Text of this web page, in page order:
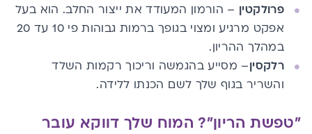
פרולקטין – הורמון המעודד את ייצור החלב. הוא בעל
אפקט מרגיע ומצוי בגופך ברמות גבוהות פי 10 עד 20
במהלך ההריון.
רלקסין– מסייע בהגמשה וריכוך רקמות השלד
והשריר בגוף שלך לשם הכנתו ללידה.
"טפשת הריון"? המוח שלך דווקא עובר